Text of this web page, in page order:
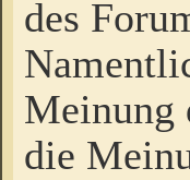
des
Meinung
die